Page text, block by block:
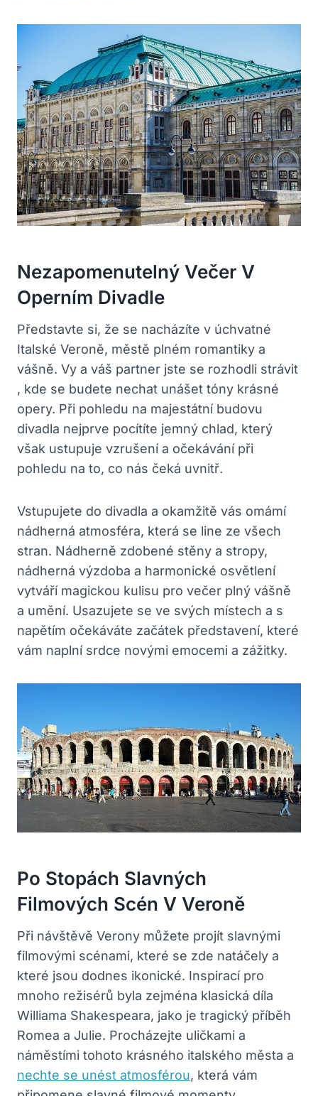
Nezapomenutelný Večer V
Operním Divadle
Představte si, že se nacházíte v úchvatné
Italské Veroně, městě plném romantiky a
vášně. Vy a váš partner jste se rozhodli strávit
, kde se budete nechat unášet tóny krásné
opery. Při pohledu na majestátní budovu
divadla nejprve pocítíte jemný chlad, který
však ustupuje vzrušení a očekávání při
pohledu na to, co nás čeká uvnitř.
Vstupujete do divadla a okamžitě vás omámí
nádherná atmosféra, která se line ze všech
stran. Nádherně zdobené stěny a stropy,
nádherná výzdoba a harmonické osvětlení
vytváří magickou kulisu pro večer plný vášně
a umění. Usazujete se ve svých místech a s
napětím očekáváte začátek představení, které
vám naplní srdce novými emocemi a zážitky.
Po Stopách Slavných
Filmových Scén V Veroně
Při návštěvě Verony můžete projít slavnými
filmovými scénami, které se zde natáčely a
které jsou dodnes ikonické. Inspirací pro
mnoho režisérů byla zejména klasická díla
Williama Shakespeara, jako je tragický příběh
Romea a Julie. Procházejte uličkami a
náměstími tohoto krásného italského města a
nechte se unést atmosférou, která vám